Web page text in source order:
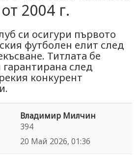
2004 г.
си осигури първото
футболен елит след
Титлата бе
след
конкурент
Владимир Милчин
394
20 Май 2026, 01:36